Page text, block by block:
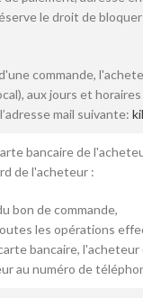
le droit de
commande,
aux jours et
mail suivante:
bancaire de
de l'acheteur :
bon de commande,
les opérations
bancaire,
au numéro de